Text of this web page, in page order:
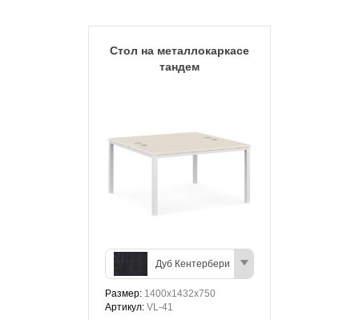
Стол на металлокаркасе
тандем
Дуб Кентербери
Размер: 1400х1432х750
Артикул: VL-41